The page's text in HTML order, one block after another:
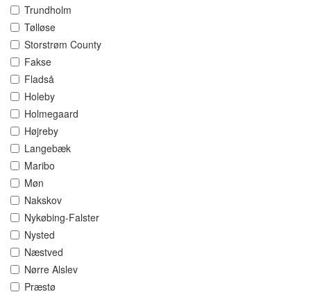
Trundholm
Tølløse
Storstrøm County
Fakse
Fladså
Holeby
Holmegaard
Højreby
Langebæk
Maribo
Møn
Nakskov
Nykøbing-Falster
Nysted
Næstved
Nørre Alslev
Præstø